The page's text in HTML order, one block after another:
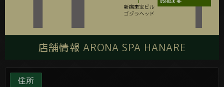
店舗情報 ARONA SPA HANARE
住所